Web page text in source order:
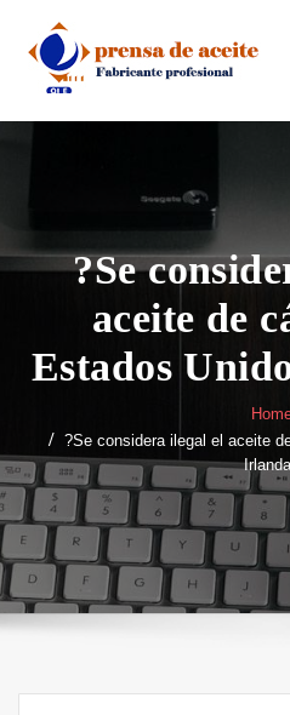
content
?Se
aceite de
Estados
?Se considera ilegal el aceite